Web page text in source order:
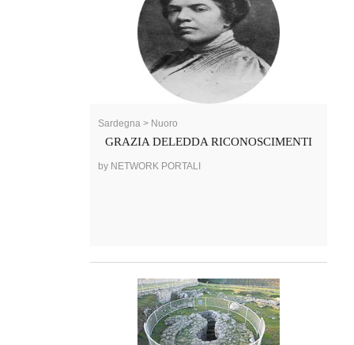
Sardegna > Nuoro
GRAZIA DELEDDA RICONOSCIMENTI
by NETWORK PORTALI